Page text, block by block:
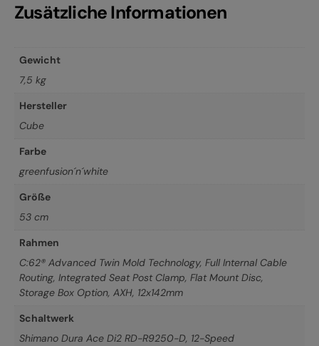
Zusätzliche Informationen
Gewicht
7,5 kg
Hersteller
Cube
Farbe
greenfusion´n´white
Größe
53 cm
Rahmen
C:62® Advanced Twin Mold Technology, Full Internal Cable
Routing, Integrated Seat Post Clamp, Flat Mount Disc,
Storage Box Option, AXH, 12x142mm
Schaltwerk
Shimano Dura Ace Di2 RD-R9250-D, 12-Speed